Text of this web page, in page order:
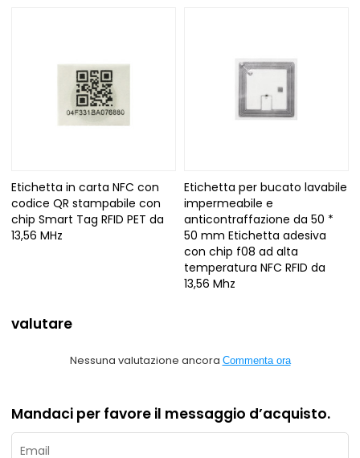
Etichetta in carta NFC con
codice QR stampabile con
chip Smart Tag RFID PET da
13,56 MHz
Etichetta per bucato lavabile
impermeabile e
anticontraffazione da 50 *
50 mm Etichetta adesiva
con chip f08 ad alta
temperatura NFC RFID da
13,56 Mhz
valutare
Nessuna valutazione ancora Commenta ora
Mandaci per favore il messaggio d’acquisto.